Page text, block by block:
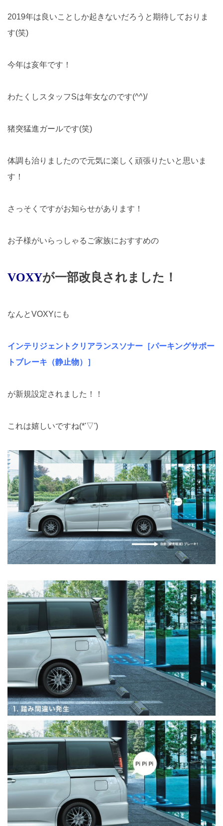
2019年は良いことしか起きないだろうと期待しておりま
す(笑)
今年は亥年です！
わたくしスタッフSは年女なのです(^^)/
猪突猛進ガールです(笑)
体調も治りましたので元気に楽しく頑張りたいと思いま
す！
さっそくですがお知らせがあります！
お子様がいらっしゃるご家族におすすめの
VOXYが一部改良されました！
なんとVOXYにも
インテリジェントクリアランスソナー［パーキングサポー
トブレーキ（静止物）］
が新規設定されました！！
これは嬉しいですね(*'▽')